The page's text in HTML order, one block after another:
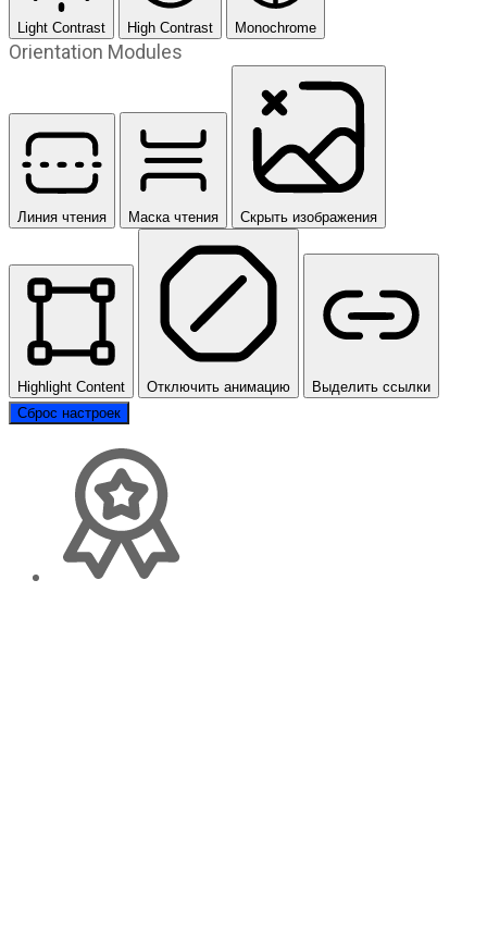
Light Contrast High Contrast Monochrome
Orientation Modules
Линия чтения Маска чтения Скрыть изображения
Highlight Content Отключить анимацию
Выделить ссылки
Сброс настроек